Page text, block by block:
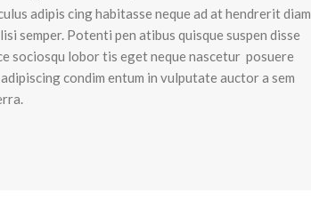
adipis cing habitasse neque ad at hendrerit diam
semper. Potenti pen atibus quisque suspen disse
sociosqu lobor tis eget neque nascetur posuere
condim entum in vulputate auctor a sem